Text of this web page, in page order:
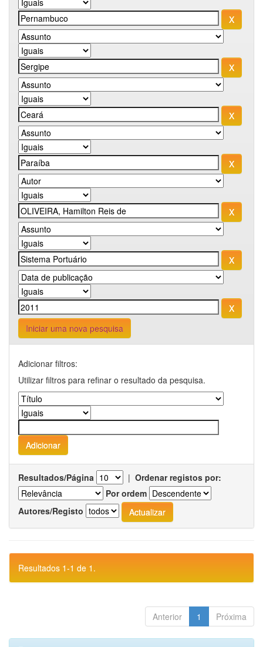
Iniciar uma nova pesquisa
Adicionar filtros:
Utilizar filtros para refinar o resultado da pesquisa.
Resultados/Página | Ordenar registos por:
Por ordem
Autores/Registo
Resultados 1-1 de 1.
Anterior 1 Próxima